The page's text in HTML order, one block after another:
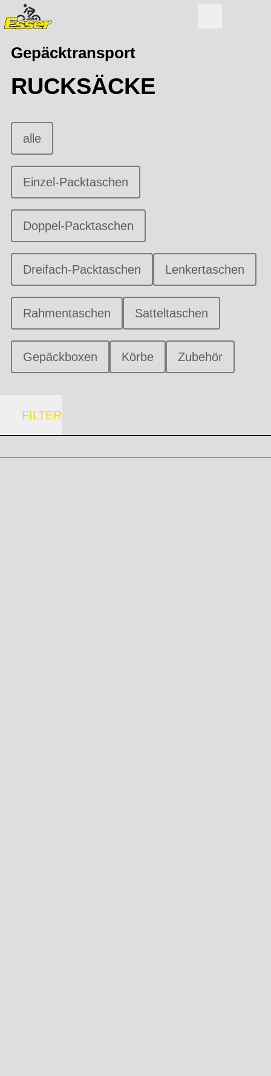
Gepäcktransport
RUCKSÄCKE
alle
Einzel-Packtaschen
Doppel-Packtaschen
Dreifach-Packtaschen Lenkertaschen
Rahmentaschen Satteltaschen
Gepäckboxen Körbe Zubehör
FILTER